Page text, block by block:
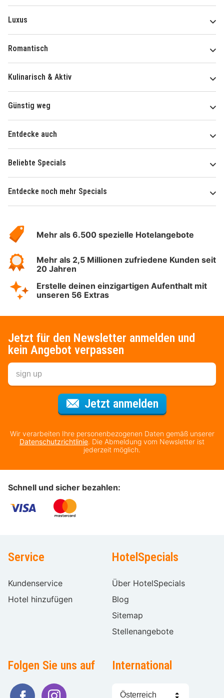
Luxus
Romantisch
Kulinarisch & Aktiv
Günstig weg
Entdecke auch
Beliebte Specials
Entdecke noch mehr Specials
Hotelspecials
Mehr als 6.500 spezielle Hotelangebote
Mehr als 2,5 Millionen zufriedene Kunden seit
20 Jahren
Erstelle deinen einzigartigen Aufenthalt mit
unseren 56 Extras
Jetzt für den Newsletter anmelden und
kein Angebot verpassen
Jetzt anmeldenFür den
Wir verarbeiten Ihre personenbezogenen Daten gemäß unserer
Datenschutzrichtlinie. Die Abmeldung vom Newsletter ist
jederzeit möglich.
Schnell und sicher bezahlen:
Service
Kundenservice
Hotel hinzufügen
HotelSpecials
Über HotelSpecials
Blog
Sitemap
Stellenangebote
Folgen Sie uns auf International
Sprache